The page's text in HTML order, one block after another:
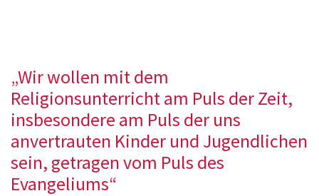
„Wir wollen mit dem
Religionsunterricht am Puls der Zeit,
insbesondere am Puls der uns
anvertrauten Kinder und Jugendlichen
sein, getragen vom Puls des
Evangeliums“